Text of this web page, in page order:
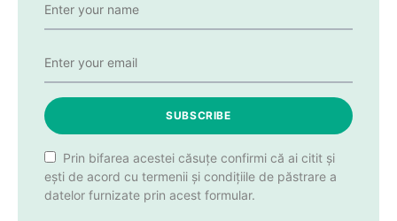
SUBSCRIBE
Prin bifarea acestei căsuțe confirmi că ai citit și
ești de acord cu termenii și condițiile de păstrare a
datelor furnizate prin acest formular.